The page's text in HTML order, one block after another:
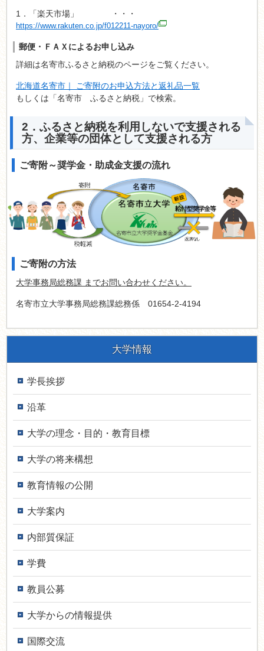
1．「楽天市場」 ・・・
https://www.rakuten.co.jp/f012211-nayoro/
郵便・ＦＡＸによるお申し込み
詳細は名寄市ふるさと納税のページをご覧ください。
北海道名寄市｜ ご寄附のお申込方法と返礼品一覧
もしくは「名寄市 ふるさと納税」で検索。
2．ふるさと納税を利用しないで支援される
方、企業等の団体として支援される方
ご寄附～奨学金・助成金支援の流れ
ご寄附の方法
大学事務局総務課 までお問い合わせください。
名寄市立大学事務局総務課総務係 01654-2-4194
大学情報
学長挨拶
沿革
大学の理念・目的・教育目標
大学の将来構想
教育情報の公開
大学案内
内部質保証
学費
教員公募
大学からの情報提供
国際交流